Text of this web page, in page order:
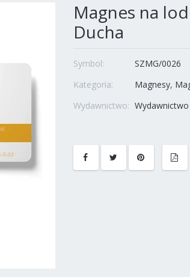
Magnes na
Ducha
Symbol:
SZMG/0026
Kategoria:
Magnesy
Wydawnictwo: Wydawnictwo